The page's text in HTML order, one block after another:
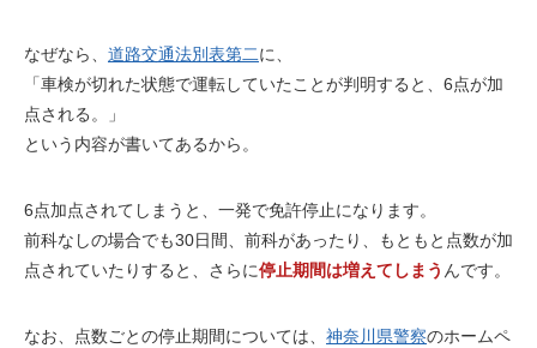
なぜなら、 道路交通法別表第二に、
「車検が切れた状態で運転していたことが判明すると、 6点が加
点される。」
という内容が書いてあるから。
6点加点されてしまうと、一発で免許停止になります。
前科なしの場合でも30日間、前科があったり、もともと点数が加
点されていたりすると、さらに停止期間は増えてしまう んです。
なお、点数ごとの停止期間については、 神奈川県警察のホームペ